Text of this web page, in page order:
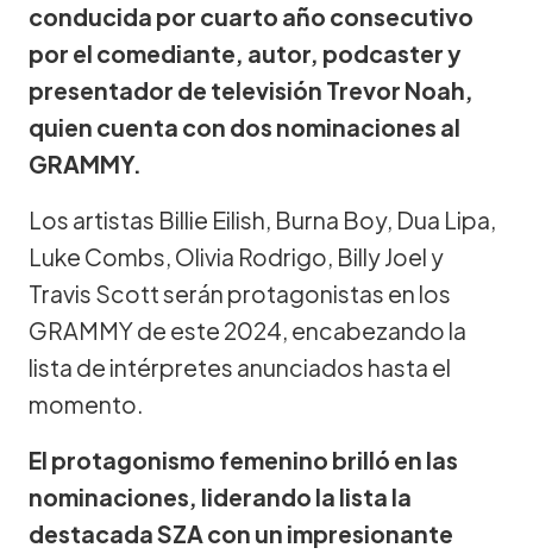
conducida por cuarto año consecutivo
por el comediante, autor, podcaster y
presentador de televisión Trevor Noah,
quien cuenta con dos nominaciones al
GRAMMY.
Los artistas Billie Eilish, Burna Boy, Dua Lipa,
Luke Combs, Olivia Rodrigo, Billy Joel y
Travis Scott serán protagonistas en los
GRAMMY de este 2024, encabezando la
lista de intérpretes anunciados hasta el
momento.
El protagonismo femenino brilló en las
nominaciones, liderando la lista la
destacada SZA con un impresionante